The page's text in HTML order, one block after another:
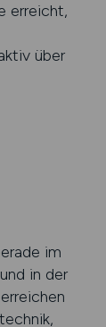
erreicht,
über
im
in der